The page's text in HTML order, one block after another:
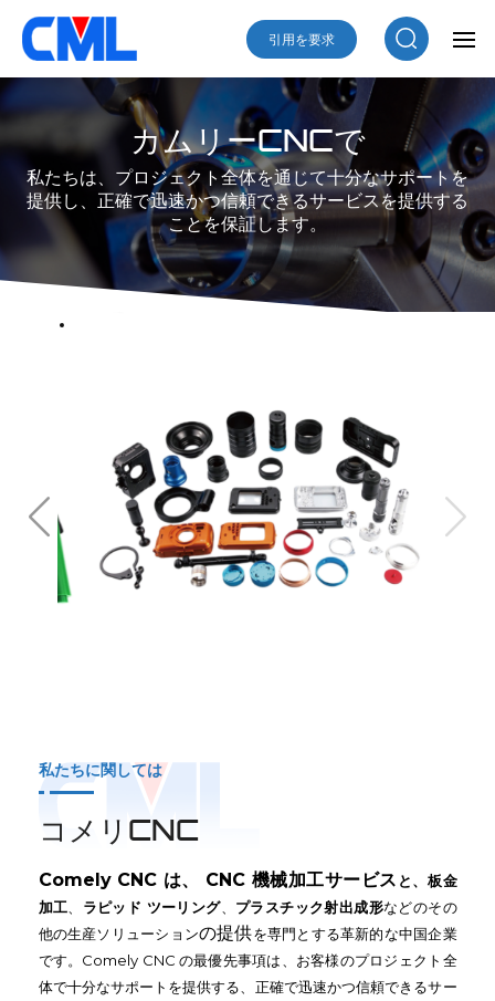
引用を要求
カムリーCNCで
私たちは、プロジェクト全体を通じて十分なサポートを
提供し、正確で迅速かつ信頼できるサービスを提供する
ことを保証します。
私たちに関しては
コメリCNC
Comely CNC は、 CNC 機械加工サービス と、板金
加工
ラピッド ツーリング、 プラスチック射出成形などのその
他の生産ソリューションの提供を専門とする革新的な中国企業
です。 Comely CNC の最優先事項は、お客様のプロジェクト全
体で十分なサポートを提供する、正確で迅速かつ信頼できるサー